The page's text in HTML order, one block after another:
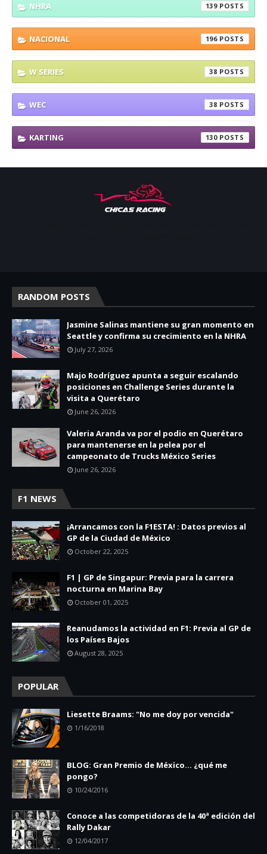
NHRA 139
NACIONAL 196
W SERIES 38
WEC 38
KARTING 130
RANDOM POSTS
Jasmine Salinas mantiene su gran momento en
Seattle y confirma su crecimiento en la NHRA
July 27, 2026
Majo Rodríguez apunta a seguir escalando
posiciones en Challenge Series durante la
visita a Querétaro
June 26, 2026
Valeria Aranda va por el podio en Querétaro
para mantenerse en la pelea por el
campeonato de Trucks México Series
June 26, 2026
F1 NEWS
¡Arrancamos con la F1ESTA! : Datos previos al
GP de la Ciudad de México
October 22, 2025
F1 | GP de Singapur: Previa para la carrera
nocturna en Marina Bay
October 01, 2025
Reanudamos la actividad en F1: Previa al GP de
los Países Bajos
August 28, 2025
POPULAR
Liesette Braams: "No me doy por vencida"
1/16/2018
BLOG: Gran Premio de México... ¿qué me
pongo?
10/24/2016
Conoce a las competidoras de la 40ª edición del
Rally Dakar
12/04/2017